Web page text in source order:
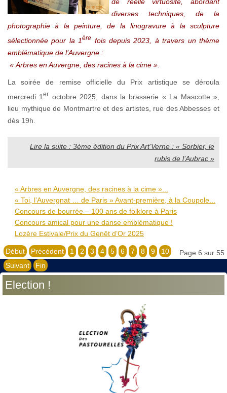
diverses techniques, de la
photographie à la peinture, de la linogravure à la sculpture
sélectionnée pour la 1ère fois depuis 2023, à travers un thème
emblématique de l’Auvergne :
« Arbres en Auvergne, des racines à la cime ».
La soirée de remise officielle du Prix artistique se déroula
mercredi 1er octobre 2025, dans la brasserie « La Mascotte »,
lieu mythique de Montmartre et des artistes, rue des Abbesses et
dès 19h.
Lire la suite : 3ème édition du Prix Art’Verne : « Sorbier, le
rubis de l’Aubrac »
« Arbres en Auvergne, des racines à la cime »...
« Toi, l’Auvergnat … de Paris » Avant-première, à la Coupole...
Concours de bourrée – 100 ans de folklore à Paris
Concours amical pour une danse emblématique !
Lozère Estivale/Prix du Genêt d’Or 2025
Page 6 sur 55
Début Précédent 1 2 3 4 5 6 7 8 9
10
Suivant
Fin
Election !